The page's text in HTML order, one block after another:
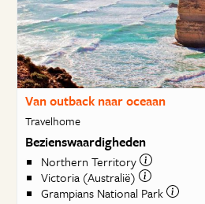
Van outback naar oceaan
Travelhome
Bezienswaardigheden
Northern Territory
Victoria (Australië)
Grampians National Park